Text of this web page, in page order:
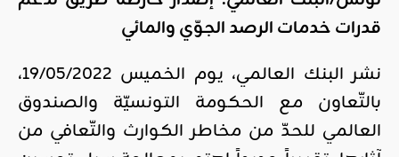
قدرات خدمات الرصد الجوّي والمائي
نشر البنك العالمي، يوم الخميس 19/05/2022،
بالتّعاون مع الحكومة التونسيّة والصندوق
العالمي للحدّ من مخاطر الكوارث والتّعافي من